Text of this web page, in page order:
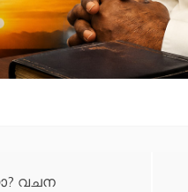
വചന